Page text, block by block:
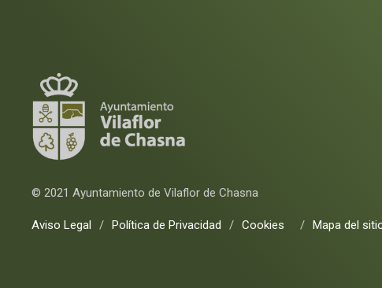
© 2021 Ayuntamiento de Vilaflor de Chasna
Aviso Legal / Política de Privacidad / Cookies / Mapa del